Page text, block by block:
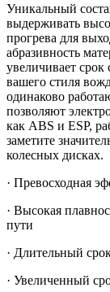
Уникальный
выдерживать
прогрева для
абразивность
увеличивает
вашего стиля
одинаково
позволяют
как ABS и ESP,
заметите
колесных дисках.
· Превосходная
· Высокая
пути
· Длительный
· Увеличенный